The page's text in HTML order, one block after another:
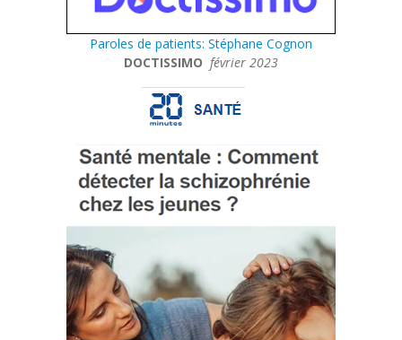
Paroles de patients: Stéphane Cognon
DOCTISSIMO février 2023